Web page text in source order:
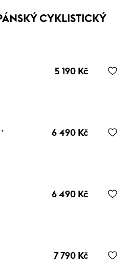
CYKLISTICKÝ
5 190 Kč
6 490 Kč
6 490 Kč
7 790 Kč